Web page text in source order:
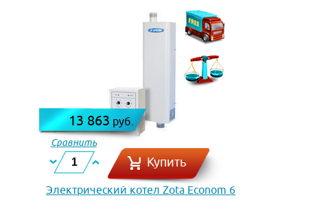
13 863 руб.
Сравнить
Купить
Электрический котел Zota Econom 6